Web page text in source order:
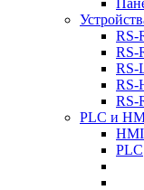
RS-
RS-
RS-
RS-
RS-
PLC и
PLC